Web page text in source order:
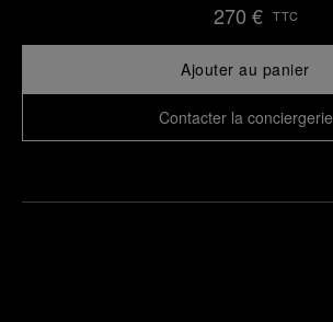
270 € TTC
Ajouter au panier
Contacter la conciergerie